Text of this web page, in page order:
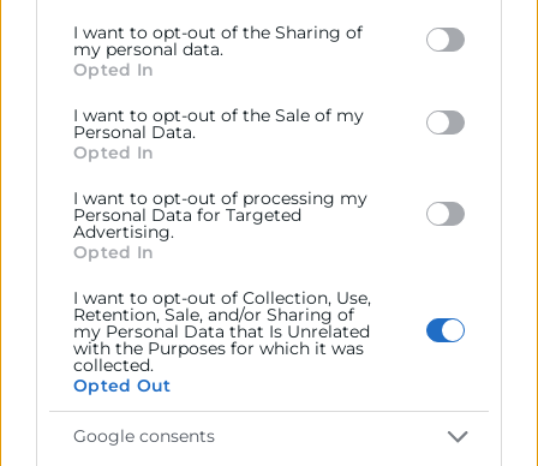
Google services and may gather and store information
including but not limited to your visit or usage
behaviour. You may click to grant or deny consent to
below specified purposes in below Google consent
section.
I want to opt-out of the Sharing of
my personal data.
Opted In
I want to opt-out of the Sale of my
Personal Data.
Opted In
I want to opt-out of processing my
Personal Data for Targeted
Advertising.
Opted In
I want to opt-out of Collection, Use,
Retention, Sale, and/or Sharing of
my Personal Data that Is Unrelated
with the Purposes for which it was
collected.
Opted Out
Google consents
comunicación intercultural y aumenta tus
posibilidades de éxito en alianzas globales.
Sesiones de pitching online – 16 al 24 de marzo
· Descubre innovaciones concretas y listas para
centra en una temática específica, ofreciéndote
ideas prácticas y nuevas perspectivas para afrontar
Reuniones B2B online – 16 al 27 de marzo
· ¡Sumemos fuerzas para la transición hacia la
sostenibilidad! Conoce a las personas que pueden
uno, conecta con empresas, expertos e